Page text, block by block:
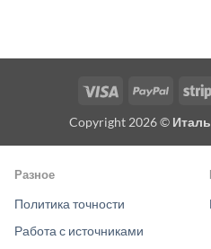
Visa PayPal
Copyright 2026 ©
Разное
Политика точности
Работа с источниками